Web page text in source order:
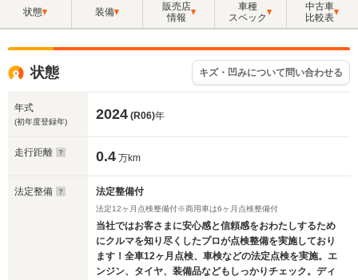
状態 装備
販売店
情報
車種
スペック
中古車
比較表
状態 キズ・凹みについて問い合わせる
年式
(初年度登録年) 2024 (R06)年
走行距離 0.4 万km
法定整備 法定整備付
法定12ヶ月点検整備付※商用車は6ヶ月点検整備付
当社ではお客さまに安心感と信頼感をおわたしするため
にクルマを知り尽くしたプロが点検整備を実施しており
ます！全車12ヶ月点検、車検などの法定点検を実施。エ
ンジン、タイヤ、装備品などもしっかりチェック。ディ